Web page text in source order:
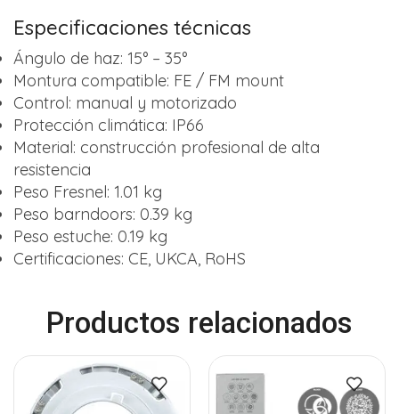
Especificaciones técnicas
Ángulo de haz: 15° – 35°
Montura compatible: FE / FM mount
Control: manual y motorizado
Protección climática: IP66
Material: construcción profesional de alta
resistencia
Peso Fresnel: 1.01 kg
Peso barndoors: 0.39 kg
Peso estuche: 0.19 kg
Certificaciones: CE, UKCA, RoHS
Productos relacionados